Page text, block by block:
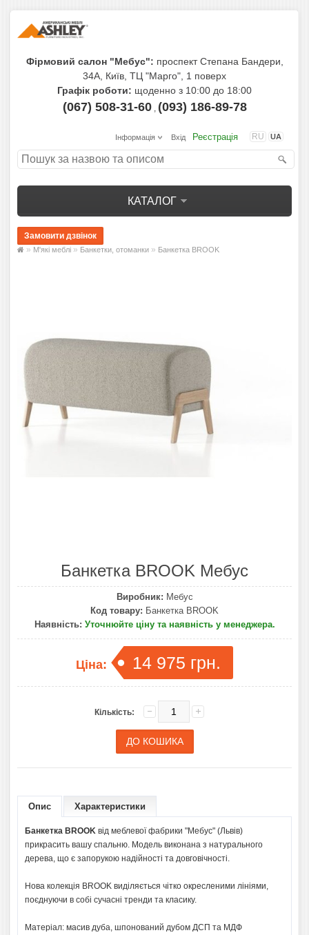
Фірмовий салон "Мебус": проспект Степана Бандери,
34А, Київ, ТЦ "Марго", 1 поверх
Графік роботи: щоденно з 10:00 до 18:00
(067) 508-31-60, (093) 186-89-78
RU UA
Інформація Вхід Реєстрація
КАТАЛОГ
» М'які меблі » Банкетки, отоманки » Банкетка BROOK
Банкетка BROOK Мебус
Виробник: Мебус
Код товару: Банкетка BROOK
Наявність: Уточнюйте ціну та наявність у менеджера.
Ціна: 14 975 грн.
Кількість:
Опис Характеристики
Банкетка BROOK від меблевої фабрики "Мебус" (Львів)
прикрасить вашу спальню. Модель виконана з натурального
дерева, що є запорукою надійності та довговічності.
Нова колекція BROOK виділяється чітко окресленими лініями,
поєднуючи в собі сучасні тренди та класику.
Матеріал: масив дуба, шпонований дубом ДСП та МДФ